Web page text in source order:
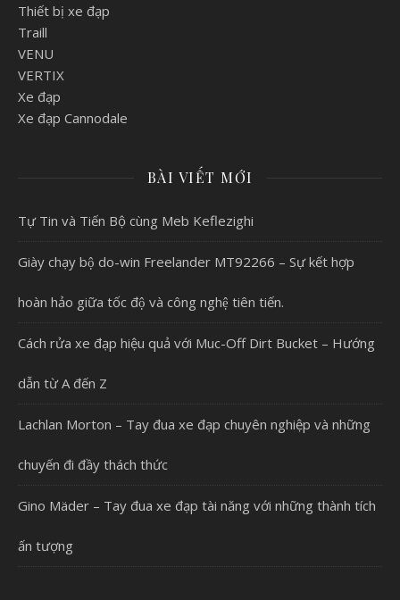
Thiết bị xe đạp
Traill
VENU
VERTIX
Xe đạp
Xe đạp Cannodale
BÀI VIẾT MỚI
Tự Tin và Tiến Bộ cùng Meb Keflezighi
Giày chạy bộ do-win Freelander MT92266 – Sự kết hợp
hoàn hảo giữa tốc độ và công nghệ tiên tiến.
Cách rửa xe đạp hiệu quả với Muc-Off Dirt Bucket – Hướng
dẫn từ A đến Z
Lachlan Morton – Tay đua xe đạp chuyên nghiệp và những
chuyến đi đầy thách thức
Gino Mäder – Tay đua xe đạp tài năng với những thành tích
ấn tượng